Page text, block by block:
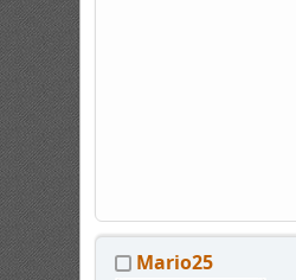
Mario25